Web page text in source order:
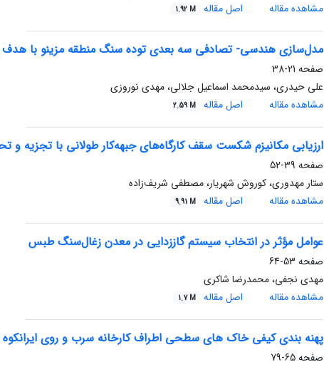
مشاهده مقاله
اصل مقاله 1.92 M
مدل‌سازی هندسی- تصادفی سه بعدی توده سنگ منطقه مزینو با هدف
صفحه 21-38
علی حیدری، سیدمحمد اسماعیل جلالی، مهدی نوروزی
مشاهده مقاله
اصل مقاله 2.59 M
ارزیابی مکانیزم شکست سقف کارگاه‌های جبهه‌کار طولانی با تجزیه و
صفحه 39-52
ستار مهدوری، کوروش شهریار، مصطفی شریف‌زاده
مشاهده مقاله
اصل مقاله 9.91 M
عوامل مؤثر در انتخاب سیستم گاززدایی در معدن زغال‌سنگ طبس
صفحه 53-64
مهدی نجفی، محمدرضا شاکری
مشاهده مقاله
اصل مقاله 1.7 M
پهنه بندی کیفی خاک های سطحی اطراف کارخانه سرب و روی
صفحه65-79